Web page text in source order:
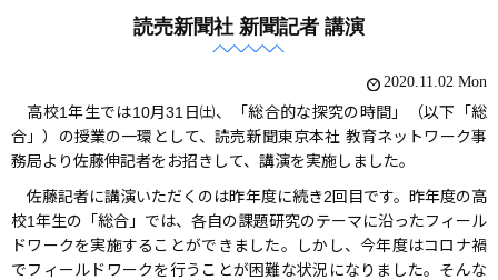
読売新聞社 新聞記者 講演
2020.11.02 Mon
高校1年生では10月31日㈯、「総合的な探究の時間」（以下「総
合」）の授業の一環として、読売新聞東京本社 教育ネットワーク事
務局より佐藤伸記者をお招きして、講演を実施しました。
佐藤記者に講演いただくのは昨年度に続き2回目です。昨年度の高
校1年生の「総合」では、各自の課題研究のテーマに沿ったフィール
ドワークを実施することができました。しかし、今年度はコロナ禍
でフィールドワークを行うことが困難な状況になりました。そんな